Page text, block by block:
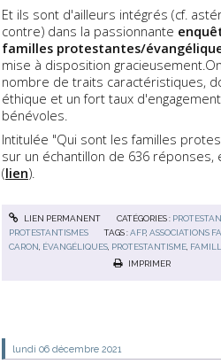
Et ils sont d'ailleurs intégrés (cf.
contre) dans la passionnante
familles protestantes/
mise à disposition
nombre de traits caractéristiques,
éthique et un fort taux
bénévoles.
Intitulée "Qui sont les familles
sur un échantillon de 636 réponses,
(lien).
LIEN PERMANENT CATÉGORIES :
PROTESTANTISMES
TAGS :AFP,ASSOCIATIONS
CARON, ÉVANGÉLIQUES, PROTESTANTISME,
IMPRIMER
lundi 06 décembre 2021